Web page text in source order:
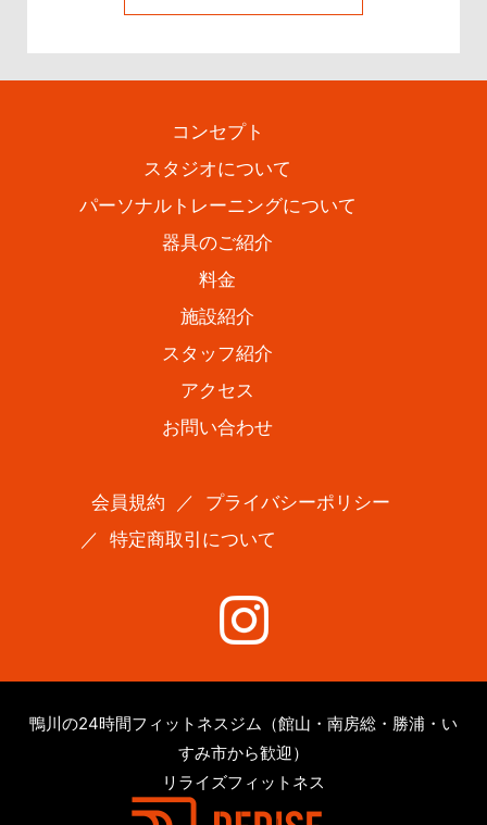
コンセプト
スタジオについて
パーソナルトレーニングについて
器具のご紹介
料金
施設紹介
スタッフ紹介
アクセス
お問い合わせ
会員規約 ／
プライバシーポリシー
／ 特定商取引について
鴨川の24時間フィットネスジム（館山・南房総・勝浦・い
すみ市から歓迎）
リライズフィットネス